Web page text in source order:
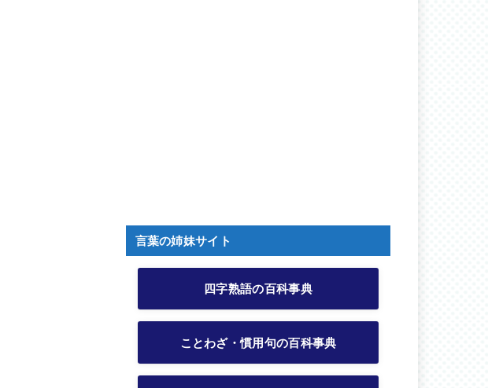
言葉の姉妹サイト
四字熟語の百科事典
ことわざ・慣用句の百科事典